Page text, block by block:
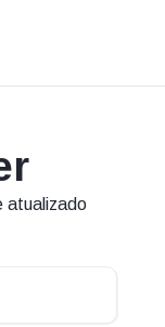
atualizado